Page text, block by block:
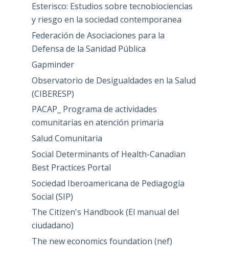
Esterisco: Estudios sobre tecnobiociencias
y riesgo en la sociedad contemporanea
Federación de Asociaciones para la
Defensa de la Sanidad Pública
Gapminder
Observatorio de Desigualdades en la Salud
(CIBERESP)
PACAP_ Programa de actividades
comunitarias en atención primaria
Salud Comunitaria
Social Determinants of Health-Canadian
Best Practices Portal
Sociedad Iberoamericana de Pediagogía
Social (SIP)
The Citizen's Handbook (El manual del
ciudadano)
The new economics foundation (nef)